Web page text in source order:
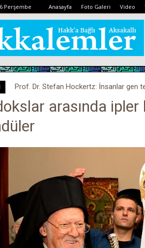
Perşembe Anasayfa Foto Galeri Video
Prof. Dr. Stefan Hockertz: İnsanlar gen
kalabilir
arasında